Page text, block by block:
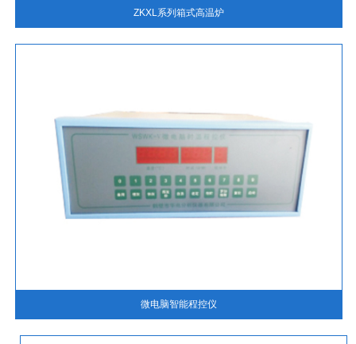
ZKXL系列箱式高温炉
微电脑智能程控仪